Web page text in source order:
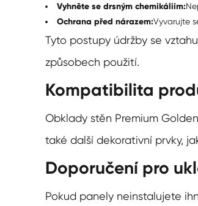
Vyhněte se drsným chemikáliím:
Ochrana před nárazem:Vyvarujte
Tyto postupy údržby se
způsobech použití.
Kompatibilita
Obklady stěn Premium
také další dekorativní prvky,
Doporučení pro
Pokud panely neinstalujete